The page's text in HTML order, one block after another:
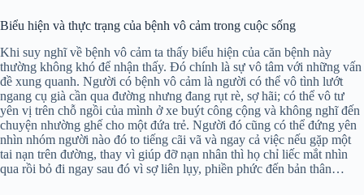
Biểu hiện và thực trạng của bệnh vô cảm trong cuộc sống
Khi suy nghĩ về bệnh vô cảm ta thấy biểu hiện của căn bệnh này
thường không khó để nhận thấy. Đó chính là sự vô tâm với những vấn
đề xung quanh. Người có bệnh vô cảm là người có thể vô tình lướt
ngang cụ già cần qua đường nhưng đang rụt rè, sợ hãi; có thể vô tư
yên vị trên chỗ ngồi của mình ở xe buýt công cộng và không nghĩ đến
chuyện nhường ghế cho một đứa trẻ. Người đó cũng có thể đứng yên
nhìn nhóm người nào đó to tiếng cãi vã và ngay cả việc nếu gặp một
tai nạn trên đường, thay vì giúp đỡ nạn nhân thì họ chỉ liếc mắt nhìn
qua rồi bỏ đi ngay sau đó vì sợ liên lụy, phiền phức đến bản thân…